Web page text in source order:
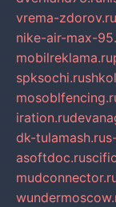
vrema-zdorov.ru
nike-air-max-
mobilreklama.ru
spksochi.ru
iration.ru
dk-tulamash.ru
asoftdoc.ru